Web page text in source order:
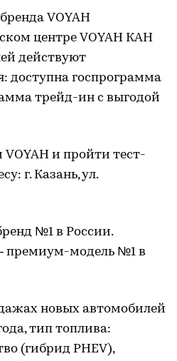
VOYAH
центре VOYAH КАН
действуют
доступна госпрограмма
трейд-ин с выгодой
и пройти тест-
г. Казань, ул.
№1 в России.
премиум-модель №1 в
новых автомобилей
тип топлива:
(гибрид PHEV),